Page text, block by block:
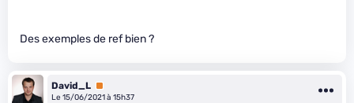
Des exemples de ref bien ?
David_L Premium
Le 15/06/2021 à 15h37